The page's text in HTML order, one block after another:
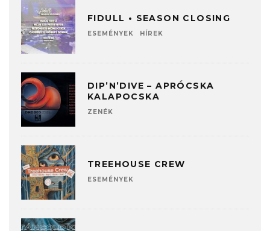
FIDULL • SEASON CLOSING
ESEMÉNYEK HÍREK
DIP’N’DIVE – APRÓCSKA
KALAPOCSKA
ZENÉK
TREEHOUSE CREW
ESEMÉNYEK